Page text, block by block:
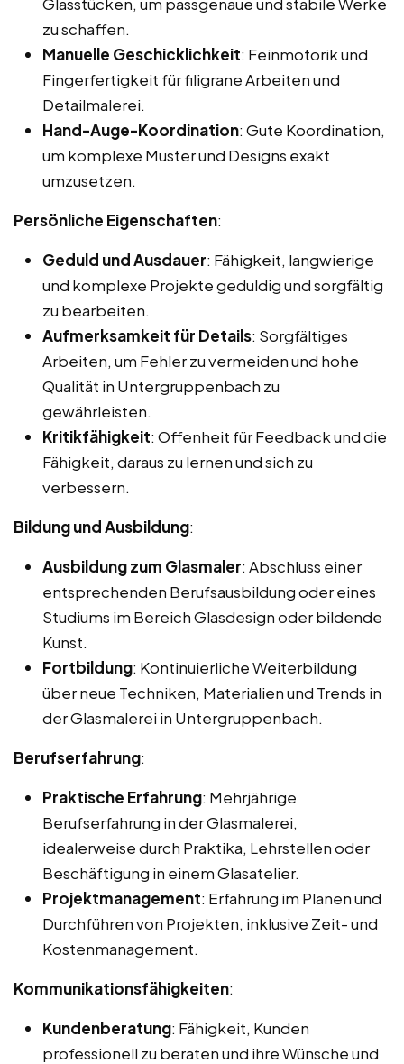
zu schaffen.
Manuelle Geschicklichkeit: Feinmotorik und
Fingerfertigkeit für filigrane Arbeiten und
Detailmalerei.
Hand-Auge-Koordination: Gute Koordination,
um komplexe Muster und Designs exakt
umzusetzen.
Persönliche Eigenschaften:
Geduld und Ausdauer: Fähigkeit, langwierige
und komplexe Projekte geduldig und sorgfältig
zu bearbeiten.
Aufmerksamkeit für Details: Sorgfältiges
Arbeiten, um Fehler zu vermeiden und hohe
Qualität in Untergruppenbach zu
gewährleisten.
Kritikfähigkeit: Offenheit für Feedback und die
Fähigkeit, daraus zu lernen und sich zu
verbessern.
Bildung und Ausbildung:
Ausbildung zum Glasmaler: Abschluss einer
entsprechenden Berufsausbildung oder eines
Studiums im Bereich Glasdesign oder bildende
Kunst.
Fortbildung: Kontinuierliche Weiterbildung
über neue Techniken, Materialien und Trends in
der Glasmalerei in Untergruppenbach.
Berufserfahrung:
Praktische Erfahrung: Mehrjährige
Berufserfahrung in der Glasmalerei,
idealerweise durch Praktika, Lehrstellen oder
Beschäftigung in einem Glasatelier.
Projektmanagement: Erfahrung im Planen und
Durchführen von Projekten, inklusive Zeit- und
Kostenmanagement.
Kommunikationsfähigkeiten:
Kundenberatung: Fähigkeit, Kunden
professionell zu beraten und ihre Wünsche und